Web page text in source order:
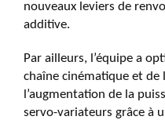
nouveaux leviers de
additive.
Par ailleurs, l’équipe a
chaîne cinématique et de
l’augmentation de la
servo-variateurs grâce à